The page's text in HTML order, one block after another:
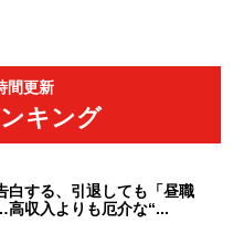
間更新
キング
白する、引退しても「昼職
収入よりも厄介な“...